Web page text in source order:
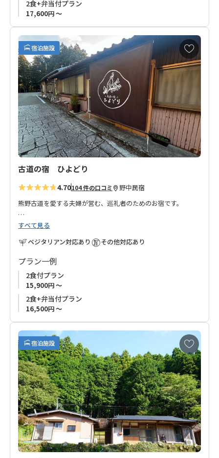
2食+弁当付プラン
17,600円 ～
宿泊施設
お
気
に
入
追
加
古道の宿 ひよどり
4.70104 件の口コミ 野中民宿
熊野古道を愛する夫婦が営む、巡礼者のためのお宿です。
ご主人は長年、田辺の海でダイビングガイドを務め、熊野古道
を含む山々でのトレッキングガイドも行ってきた、熊野の自然
を知り尽くした専門家。一方、奥様は看護師としての経験を活
かしながら、古道の宿で接客ノウハウを磨いてきたおもてなし
のプロです。
このお宿では、熊野古道だけでなく、熊野の豊かな自然とその
魅力を心から感じていただけるひとときをお約束します。ご夫
婦が心を込めて提供するおもてなしで、巡礼の旅をさらに特別
熊野の自然と人の温かさを感じる旅へ、ぜひお越しください。
すべて見る
ベジタリアン対応あり
その他対応あり
プラン一例
2食付プラン
15,900円 ～
2食+弁当付プラン
16,500円 ～
宿泊施設
お
気
に
入
り
に
追
加